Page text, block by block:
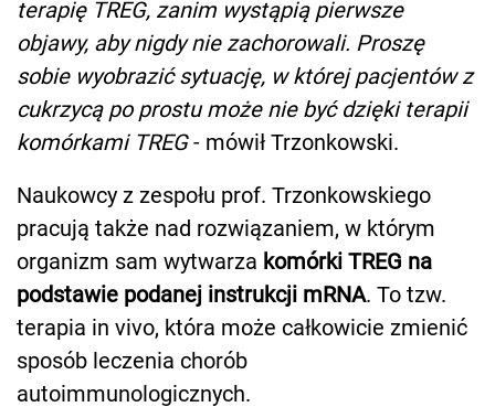
terapię TREG, zanim wystąpią pierwsze
objawy, aby nigdy nie zachorowali. Proszę
sobie wyobrazić sytuację, w której pacjentów z
cukrzycą po prostu może nie być dzięki terapii
komórkami TREG- mówił Trzonkowski.
Naukowcy z zespołu prof. Trzonkowskiego
pracują także nad rozwiązaniem, w którym
organizm sam wytwarza komórki TREG na
podstawie podanej instrukcji mRNA. To tzw.
terapia in vivo, która może całkowicie zmienić
sposób leczenia chorób
autoimmunologicznych.